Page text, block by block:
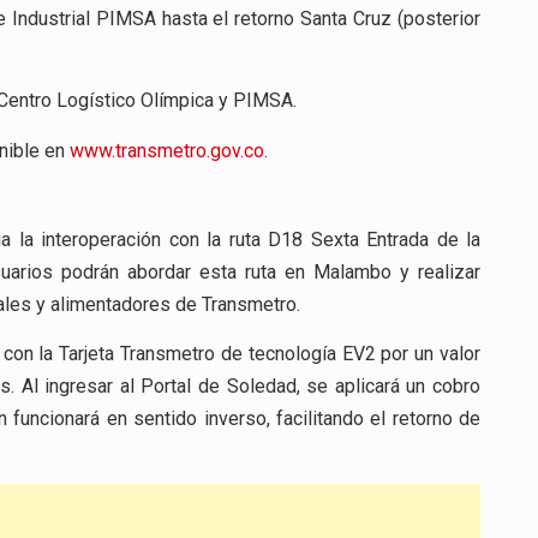
PIMSA hasta el retorno Santa Cruz (posterior
Logístico Olímpica y PIMSA.
en www.transmetro.gov.co.
la interoperación con la ruta D18 Sexta Entrada de la
podrán abordar esta ruta en Malambo y realizar
y alimentadores de Transmetro.
la Tarjeta Transmetro de tecnología EV2 por un valor
Al ingresar al Portal de Soledad, se aplicará un cobro
en sentido inverso, facilitando el retorno de